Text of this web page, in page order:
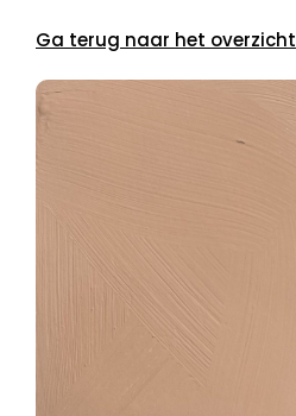
Blogs
Pakketten
Ga terug naar het overzicht
Blogs
Pakketten
Algemene voorwaarden
Instructievideos
Inspiratie